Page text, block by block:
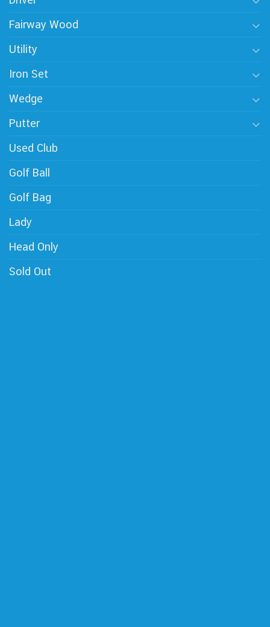
Fairway Wood
Utility
Iron Set
Wedge
Putter
Used Club
Golf Ball
Golf Bag
Lady
Head Only
Sold Out